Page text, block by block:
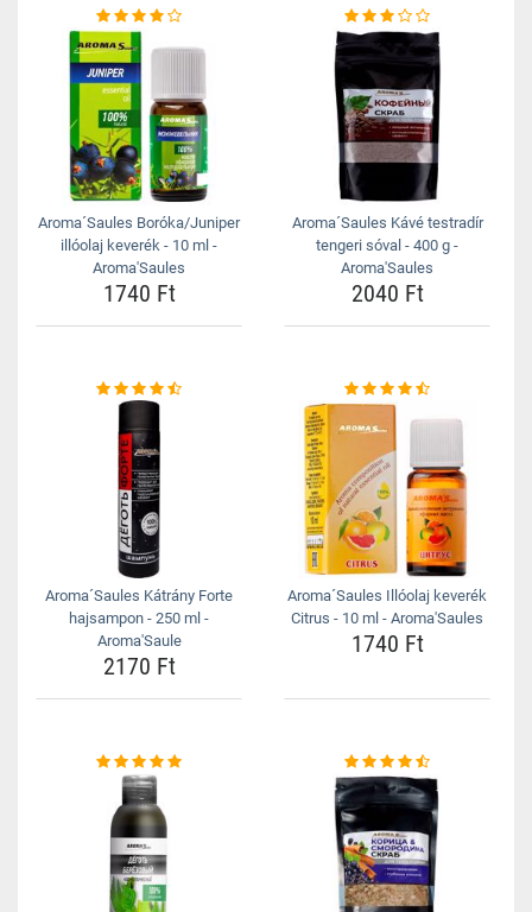
Aroma´Saules Boróka/Juniper
illóolaj keverék - 10 ml -
Aroma'Saules
1740 Ft
Aroma´Saules Kávé testradír
tengeri sóval - 400 g -
Aroma'Saules
2040 Ft
Aroma´Saules Kátrány Forte
hajsampon - 250 ml -
Aroma'Saule
2170 Ft
Aroma´Saules Illóolaj keverék
Citrus - 10 ml - Aroma'Saules
1740 Ft